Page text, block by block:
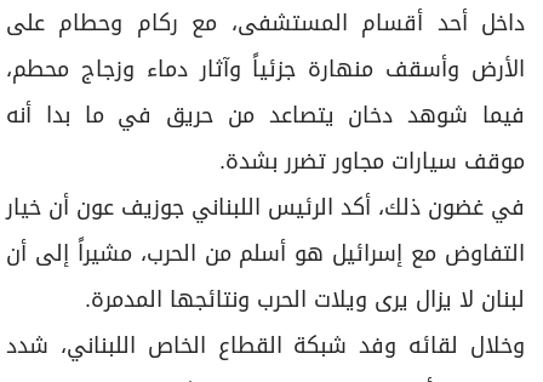
داخل أحد أقسام المستشفى، مع ركام وحطام على
الأرض وأسقف منهارة جزئياً وآثار دماء وزجاج محطم،
فيما شوهد دخان يتصاعد من حريق في ما بدا أنه
موقف سيارات مجاور تضرر بشدة.
في غضون ذلك، أكد الرئيس اللبناني جوزيف عون أن خيار
التفاوض مع إسرائيل هو أسلم من الحرب، مشيراً إلى أن
لبنان لا يزال يرى ويلات الحرب ونتائجها المدمرة.
وخلال لقائه وفد شبكة القطاع الخاص اللبناني، شدد